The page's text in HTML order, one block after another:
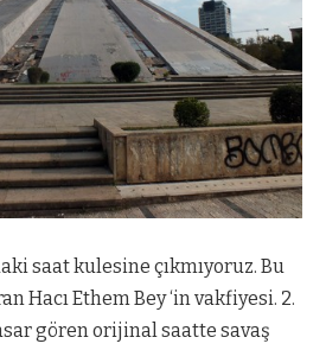
saat kulesine çıkmıyoruz. Bu
Hacı Ethem Bey ‘in vakfiyesi. 2.
gören orijinal saatte savaş